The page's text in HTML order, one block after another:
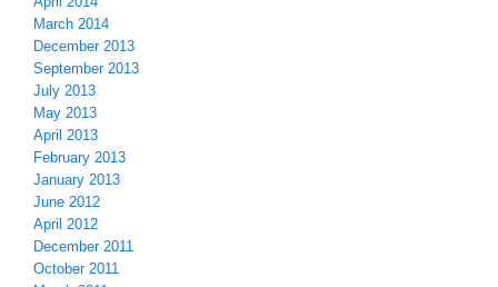
March 2014
December 2013
September 2013
July 2013
May 2013
April 2013
February 2013
January 2013
June 2012
April 2012
December 2011
October 2011